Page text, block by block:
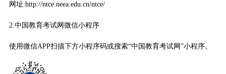
网址:http://ntce.neea.edu.cn/ntce/
2.中国教育考试网微信小程序
使用微信APP扫描下方小程序码或搜索“中国教育考试网”小程序。